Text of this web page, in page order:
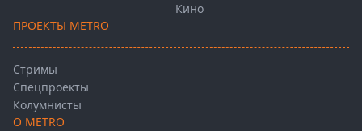
Кино
ПРОЕКТЫ METRO
Стримы
Спецпроекты
Колумнисты
О METRO